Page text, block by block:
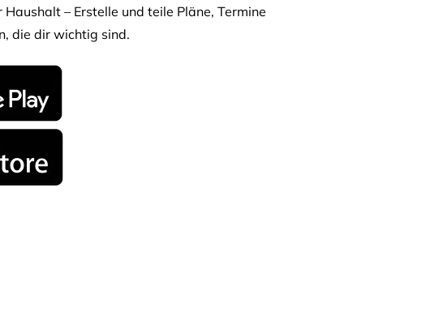
Haushalt – Erstelle und teile Pläne, Termine
die dir wichtig sind.